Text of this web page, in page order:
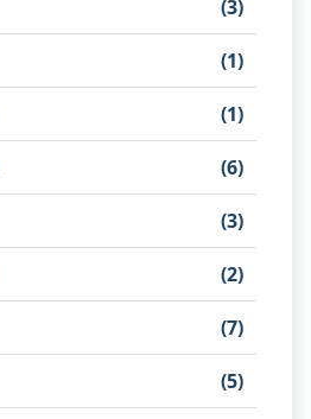
(3)
(1)
(1)
(6)
(3)
(2)
(7)
(5)